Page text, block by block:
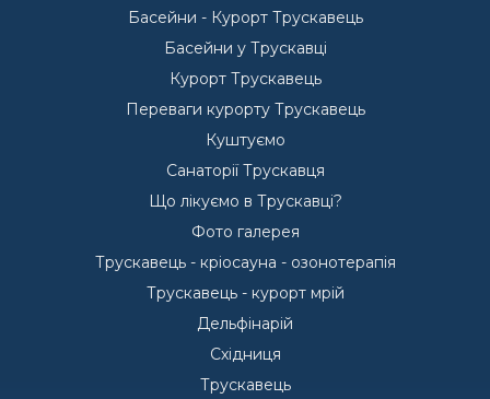
Басейни - Курорт Трускавець
Басейни у Трускавці
Курорт Трускавець
Переваги курорту Трускавець
Куштуємо
Санаторії Трускавця
Що лікуємо в Трускавці?
Фото галерея
Трускавець - кріосауна - озонотерапія
Трускавець - курорт мрій
Дельфінарій
Східниця
Трускавець